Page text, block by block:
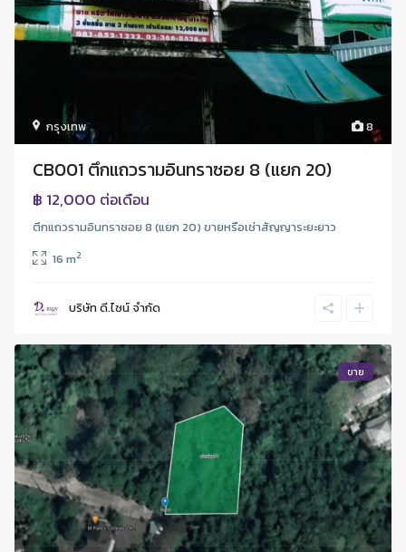
8
กรุงเทพ
CB001 ตึกแถวรามอินทราซอย 8 (แยก 20)
฿ 12,000 ต่อเดือน
ตึกแถวรามอินทราซอย 8 (แยก 20) ขายหรือเช่าสัญญาระยะยาว
16 m2
บริษัท ดี.ไซน์ จํากัด
ขาย